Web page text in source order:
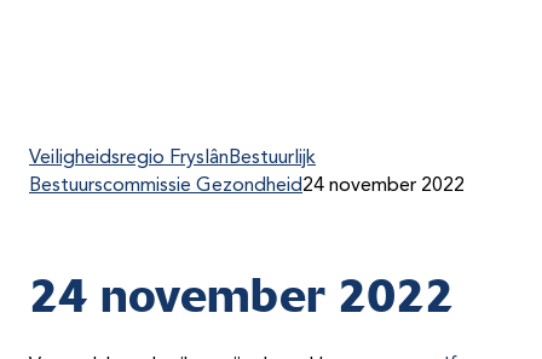
Veiligheidsregio Fryslân Bestuurlijk
Bestuurscommissie Gezondheid24 november 2022
24 november 2022